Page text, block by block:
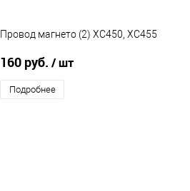
Провод магнето (2) XC450, XC455
160 руб. / шт
Подробнее